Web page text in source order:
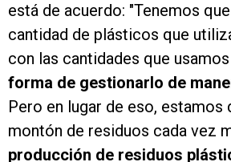
está de acuerdo: "Tenemos
cantidad de plásticos que
con las cantidades que
forma de gestionarlo de
Pero en lugar de eso, estamos
montón de residuos cada vez
producción de residuos